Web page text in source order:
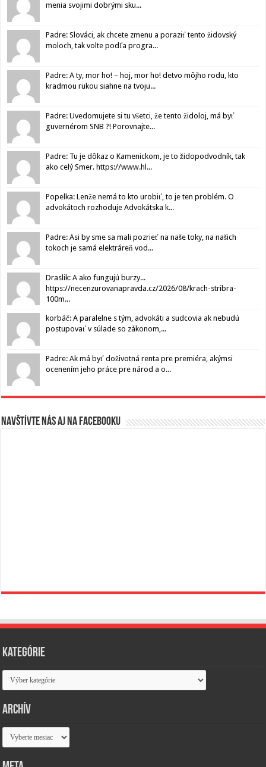
menia svojimi dobrými sku...
Padre: Slováci, ak chcete zmenu a poraziť tento židovský
moloch, tak volte podľa progra...
Padre: A ty, mor ho! – hoj, mor ho! detvo môjho rodu, kto
kradmou rukou siahne na tvoju...
Padre: Uvedomujete si tu všetci, že tento židoloj, má byť
guvernérom SNB ?! Porovnajte...
Padre: Tu je dôkaz o Kamenickom, je to židopodvodník, tak
ako celý Smer. https://www.hl...
Popelka: Lenže nemá to kto urobiť, to je ten problém. O
advokátoch rozhoduje Advokátska k...
Padre: Asi by sme sa mali pozrieť na naše toky, na našich
tokoch je samá elektráreň vod...
Draslik: A ako fungujú burzy...
https://necenzurovanapravda.cz/2026/08/krach-stribra-
100m...
korbáč: A paralelne s tým, advokáti a sudcovia ak nebudú
postupovať v súlade so zákonom,...
Padre: Ak má byť doživotná renta pre premiéra, akýmsi
ocenením jeho práce pre národ a o...
Navštívte nás aj na Facebooku
Kategórie
Kategórie
Archív
Archív